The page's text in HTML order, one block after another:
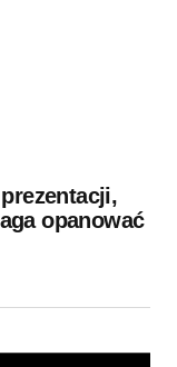
opanować